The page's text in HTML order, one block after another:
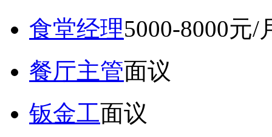
食堂经理5000-8000元/
餐厅主管面议
钣金工面议